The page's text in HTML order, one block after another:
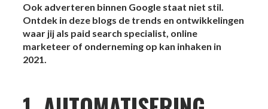
Ook adverteren binnen Google staat niet stil.
Ontdek in deze blogs de trends en ontwikkelingen
waar jij als paid search specialist, online
marketeer of onderneming op kan inhaken in
2021.